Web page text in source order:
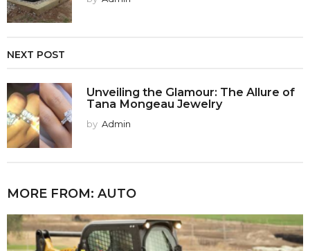
NEXT POST
Unveiling the Glamour: The Allure of
Tana Mongeau Jewelry
by Admin
MORE FROM: AUTO